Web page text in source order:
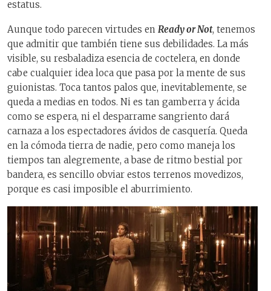
estatus.
Aunque todo parecen virtudes en Ready or Not, tenemos
que admitir que también tiene sus debilidades. La más
visible, su resbaladiza esencia de coctelera, en donde
cabe cualquier idea loca que pasa por la mente de sus
guionistas. Toca tantos palos que, inevitablemente, se
queda a medias en todos. Ni es tan gamberra y ácida
como se espera, ni el desparrame sangriento dará
carnaza a los espectadores ávidos de casquería. Queda
en la cómoda tierra de nadie, pero como maneja los
tiempos tan alegremente, a base de ritmo bestial por
bandera, es sencillo obviar estos terrenos movedizos,
porque es casi imposible el aburrimiento.